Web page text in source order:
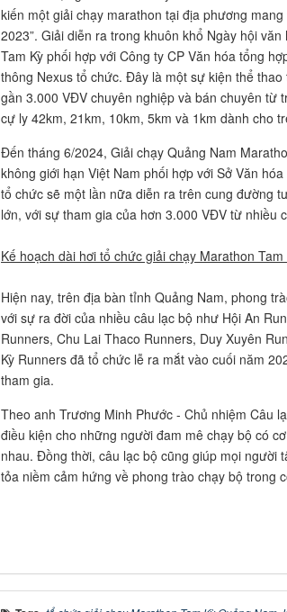
kiến một giải chạy marathon tại địa phương
2023”. Giải diễn ra trong khuôn khổ Ngày hội
Tam Kỳ phối hợp với Công ty CP Văn hóa tổng
thông Nexus tổ chức. Đây là một sự kiện thể
gần 3.000 VĐV chuyên nghiệp và bán chuyên từ
cự ly 42km, 21km, 10km, 5km và 1km dành cho
Đến tháng 6/2024, Giải chạy Quảng Nam
không giới hạn Việt Nam phối hợp với Sở Văn
tổ chức sẽ một lần nữa diễn ra trên cung đường
lớn, với sự tham gia của hơn 3.000 VĐV từ nhiều
Kế hoạch dài hơi tổ chức giải chạy Marathon Tam
Hiện nay, trên địa bàn tỉnh Quảng Nam, phong
với sự ra đời của nhiều câu lạc bộ như Hội An
Runners, Chu Lai Thaco Runners, Duy Xuyên
Kỳ Runners đã tổ chức lễ ra mắt vào cuối năm
tham gia.
Theo anh Trương Minh Phước - Chủ nhiệm Câu
điều kiện cho những người đam mê chạy bộ có
nhau. Đồng thời, câu lạc bộ cũng giúp mọi người
tỏa niềm cảm hứng về phong trào chạy bộ trong